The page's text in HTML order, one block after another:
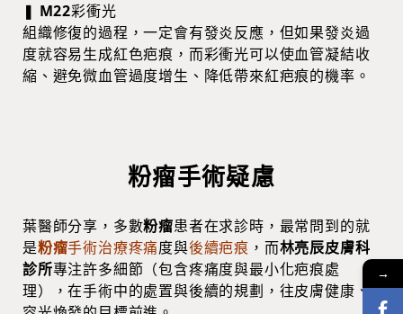
❚ M22彩衝光
組織修復的過程，一定會有發炎反應，但如果發炎過
度就容易生成紅色疤痕，而彩衝光可以使血管凝結收
縮、避免微血管過度增生、降低帶來紅疤痕的機率。
粉瘤手術疑慮
葉醫師分享，多數粉瘤患者在求診時，最常問到的就
是粉瘤手術治療疼痛度與後續疤痕 ，而林亮辰皮膚科
診所專注許多細節（包含疼痛度與最小化疤痕處
理），在手術中的處置與後續的規劃，往皮膚健康、
→